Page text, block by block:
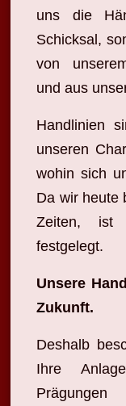
uns die
Schicksal,
von
und aus
Handlinien
unseren
wohin sich
Da wir heute
Zeiten, ist
festgelegt.
Unsere
Zukunft.
Deshalb
Ihre
Prägungen